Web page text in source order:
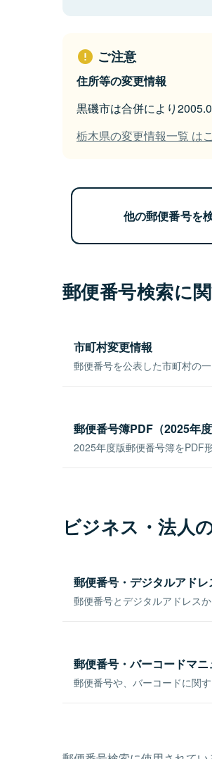
ご注意
住所等の変更情報
黒磯市は合併により
栃木県の変更情報一覧 は
他の郵便番号を
郵便番号検索に
市町村変更情報
郵便番号を公表した市町村の
郵便番号簿PDF（2025年度
2025年度版郵便番号簿をPDF
ビジネス・法人
郵便番号・デジタルアド
郵便番号とデジタルアドレス
郵便番号・バーコードマニ
郵便番号や、バーコードに関